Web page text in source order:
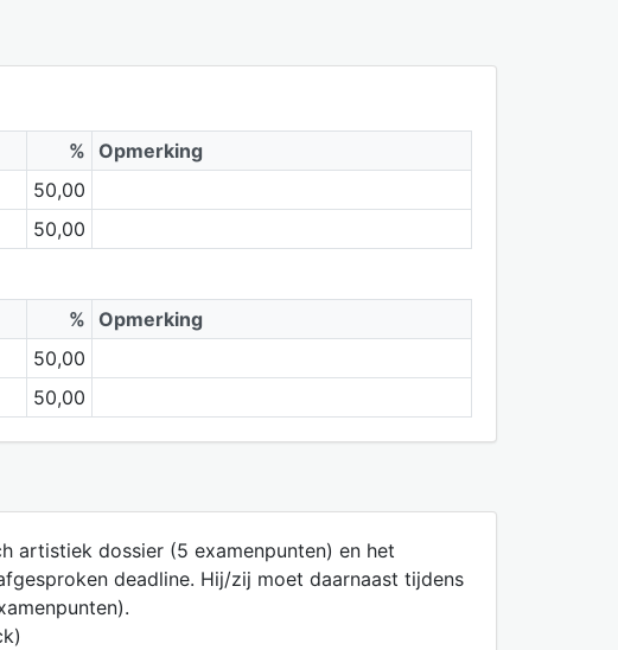
% Opmerking
50,00
50,00
% Opmerking
50,00
50,00
artistiek dossier (5 examenpunten) en het
deadline. Hij/zij moet daarnaast tijdens